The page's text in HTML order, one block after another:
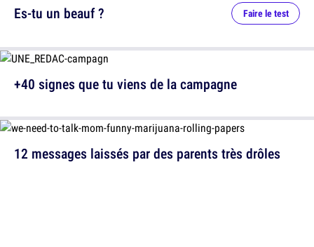
12 messages laissés par des parents très drôles
Es-tu un beauf ? Faire le test
+40 signes que tu viens de la campagne